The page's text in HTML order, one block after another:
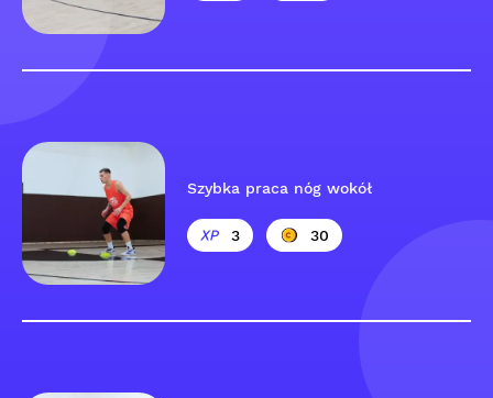
Szybka praca nóg wokół
3 30